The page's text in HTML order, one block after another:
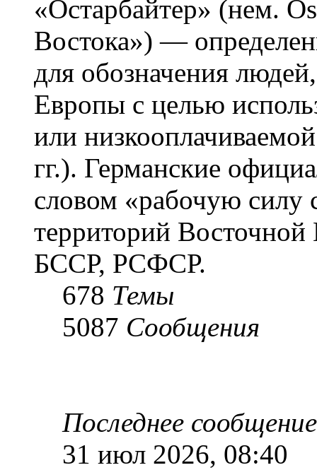
«Остарба́йтер» (нем.
Востока») —
для обозначения
Европы с целью
или
гг.). Германские
словом «рабочую силу
территорий
БССР, РСФСР.
678 Темы
5087 Сообщения
Последнее сообщение
31 июл 2026, 08:40